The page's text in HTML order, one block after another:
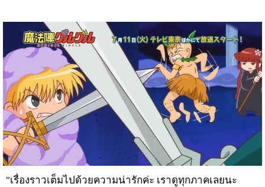
"เรื่องราวเต็มไปด้วยความน่ารักค่ะ เราดูทุกภาคเลยนะ